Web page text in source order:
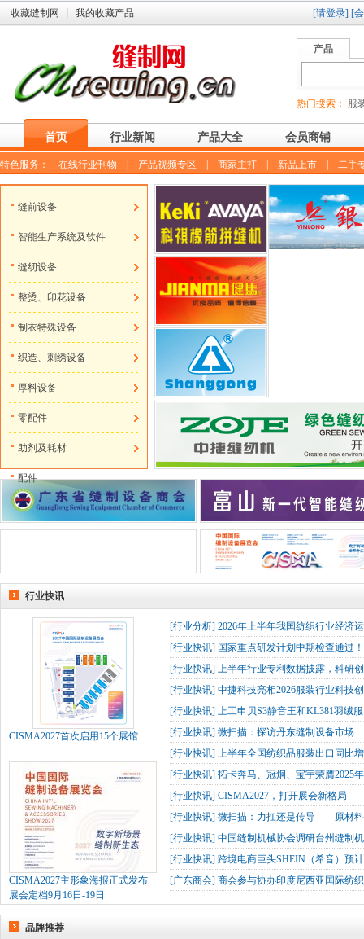
收藏缝制网 我的收藏产品 [请登录] [
产品
热门搜索： 服
首页 行业新闻 产品大全 会员商铺
特色服务： 在线行业刊物 产品视频专区 商家主打 新品上市 二手
缝前设备
智能生产系统及软件
缝纫设备
整烫、印花设备
制衣特殊设备
织造、刺绣设备
厚料设备
零配件
助剂及耗材
配件
行业快讯
CISMA2027首次启用15个展馆
CISMA2027主形象海报正式发布
展会定档9月16日-19日
[行业分析] 2026年上半年我国纺织行业经济
[行业快讯] 国家重点研发计划中期检查通过
[行业快讯] 上半年行业专利数据披露，科研
[行业快讯] 中捷科技亮相2026服装行业科技
[行业快讯] 上工申贝S3静音王和KL381羽绒
[行业快讯] 微扫描：探访丹东缝制设备市场
[行业快讯] 上半年全国纺织品服装出口同比
[行业快讯] 拓卡奔马、冠炯、宝宇荣膺2025
[行业快讯] CISMA2027，打开展会新格局
[行业快讯] 微扫描：力扛还是传导——原材
[行业快讯] 中国缝制机械协会调研台州缝制
[行业快讯] 跨境电商巨头SHEIN（希音）预
[广东商会] 商会参与协办印度尼西亚国际纺
品牌推荐